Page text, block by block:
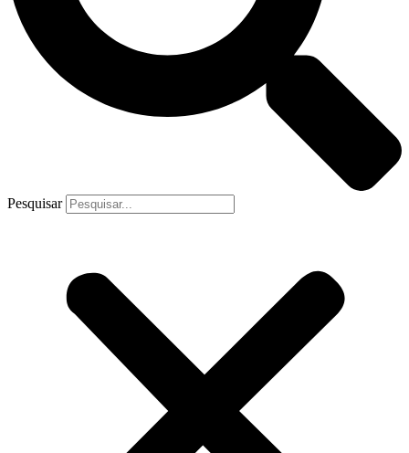
Pesquisar